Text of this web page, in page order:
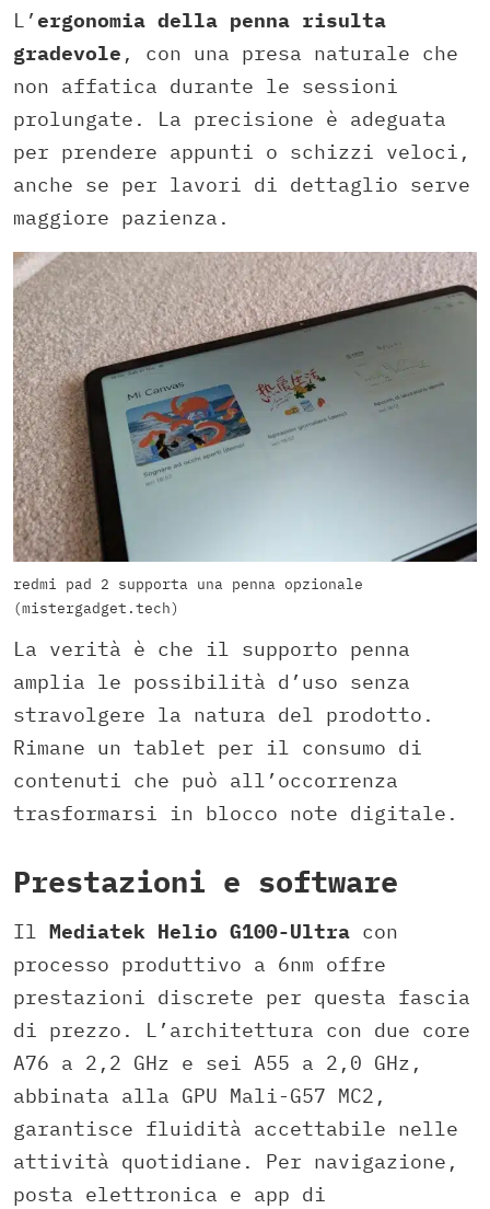
L’ ergonomia della penna risulta
gradevole , con una presa naturale che
non affatica durante le sessioni
prolungate. La precisione è adeguata
per prendere appunti o schizzi veloci,
anche se per lavori di dettaglio serve
maggiore pazienza.
redmi pad 2 supporta una penna opzionale
(mistergadget.tech)
La verità è che il supporto penna
amplia le possibilità d’uso senza
stravolgere la natura del prodotto.
Rimane un tablet per il consumo di
contenuti che può all’occorrenza
trasformarsi in blocco note digitale.
Prestazioni e software
Il Mediatek Helio G100-Ultra con
processo produttivo a 6nm offre
prestazioni discrete per questa fascia
di prezzo. L’architettura con due core
A76 a 2,2 GHz e sei A55 a 2,0 GHz,
abbinata alla GPU Mali-G57 MC2,
garantisce fluidità accettabile nelle
attività quotidiane. Per navigazione,
posta elettronica e app di